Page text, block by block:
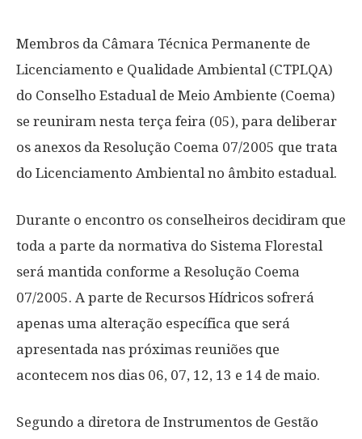
Membros da Câmara Técnica Permanente de
Licenciamento e Qualidade Ambiental (CTPLQA)
do Conselho Estadual de Meio Ambiente (Coema)
se reuniram nesta terça feira (05), para deliberar
os anexos da Resolução Coema 07/2005 que trata
do Licenciamento Ambiental no âmbito estadual.
Durante o encontro os conselheiros decidiram que
toda a parte da normativa do Sistema Florestal
será mantida conforme a Resolução Coema
07/2005. A parte de Recursos Hídricos sofrerá
apenas uma alteração específica que será
apresentada nas próximas reuniões que
acontecem nos dias 06, 07, 12, 13 e 14 de maio.
Segundo a diretora de Instrumentos de Gestão